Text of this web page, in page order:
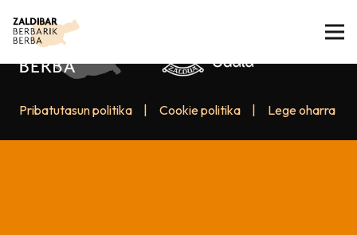
Pribatutasun politika Cookie politika Lege oharra